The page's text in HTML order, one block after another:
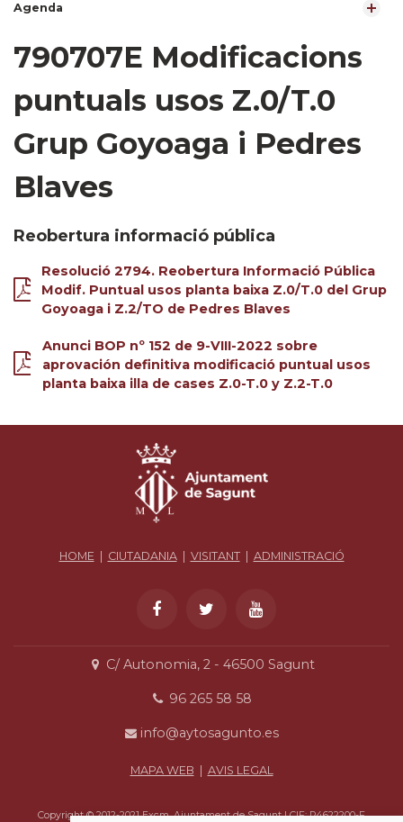
Agenda
790707E Modificacions
puntuals usos Z.0/T.0
Grup Goyoaga i Pedres
Blaves
Reobertura informació pública
Resolució 2794. Reobertura Informació Pública
Modif. Puntual usos planta baixa Z.0/T.0 del Grup
Goyoaga i Z.2/TO de Pedres Blaves
Anunci BOP nº 152 de 9-VIII-2022 sobre
aprovación definitiva modificació puntual usos
planta baixa illa de cases Z.0-T.0 y Z.2-T.0
HOME | CIUTADANIA| VISITANT| ADMINISTRACIÓ
C/ Autonomia, 2 - 46500 Sagunt
96 265 58 58
info@aytosagunto.es
MAPA WEB AVIS LEGAL
Copyright © 2012-2021 Excm. Ajuntament de Sagunt | CIF: P4622200-F